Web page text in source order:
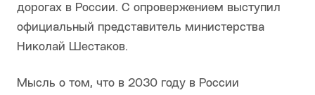
дорогах в России. С опровержением выступил
официальный представитель министерства
Николай Шестаков.
Мысль о том, что в 2030 году в России